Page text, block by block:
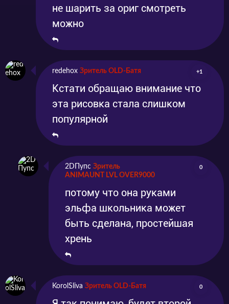
не шарить за ориг смотреть
можно
redehox Зритель OLD-Батя +1
Кстати обращаю внимание что
эта рисовка стала слишком
популярной
2DПупс Зритель
ANIMAUNT LVL OVER9000
0
потому что она руками
эльфа школьника может
быть сделана, простейшая
хрень
KorolSliva Зритель OLD-Батя 0